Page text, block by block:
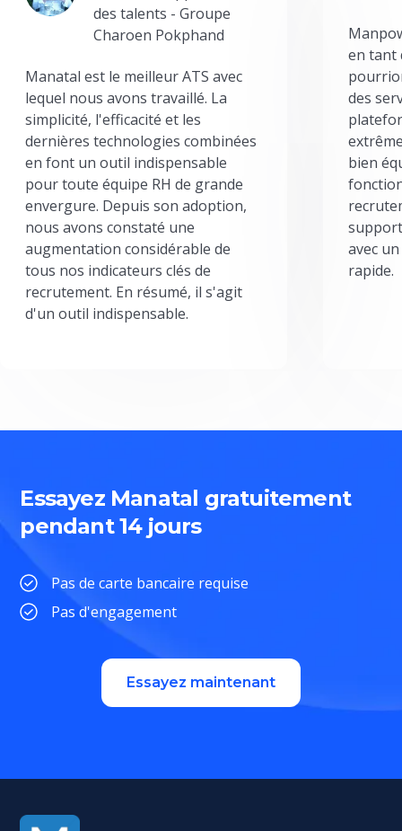
des talents - Groupe
Charoen Pokphand
Manatal est le meilleur ATS avec
lequel nous avons travaillé. La
simplicité, l'efficacité et les
dernières technologies combinées
en font un outil indispensable
pour toute équipe RH de grande
envergure. Depuis son adoption,
nous avons constaté une
augmentation considérable de
tous nos indicateurs clés de
recrutement. En résumé, il s'agit
d'un outil indispensable.
en tant
des
bien
avec
rapide.
Essayez Manatal gratuitement
pendant 14 jours
Pas de carte bancaire requise
Pas d'engagement
Essayez maintenant